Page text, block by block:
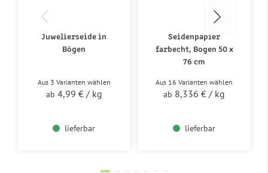
Juwelierseide in
Bögen
Aus 3 Varianten wählen
ab 4,99 € / kg
lieferbar
Seidenpapier
farbecht, Bogen 50 x
76 cm
Aus 16 Varianten wählen
ab 8,336 € / kg
lieferbar